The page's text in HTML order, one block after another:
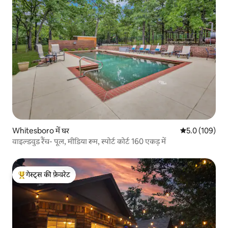
Whitesboro में घर औसत रेटिंग 5 में
5.0 (109)
वाइल्डवुड रैंच- पूल, मीडिया रूम, स्पोर्ट कोर्ट 160 एकड़ में
गेस्ट्स का टॉप फ़ेवरेट
गेस्ट्स की फ़ेवरेट